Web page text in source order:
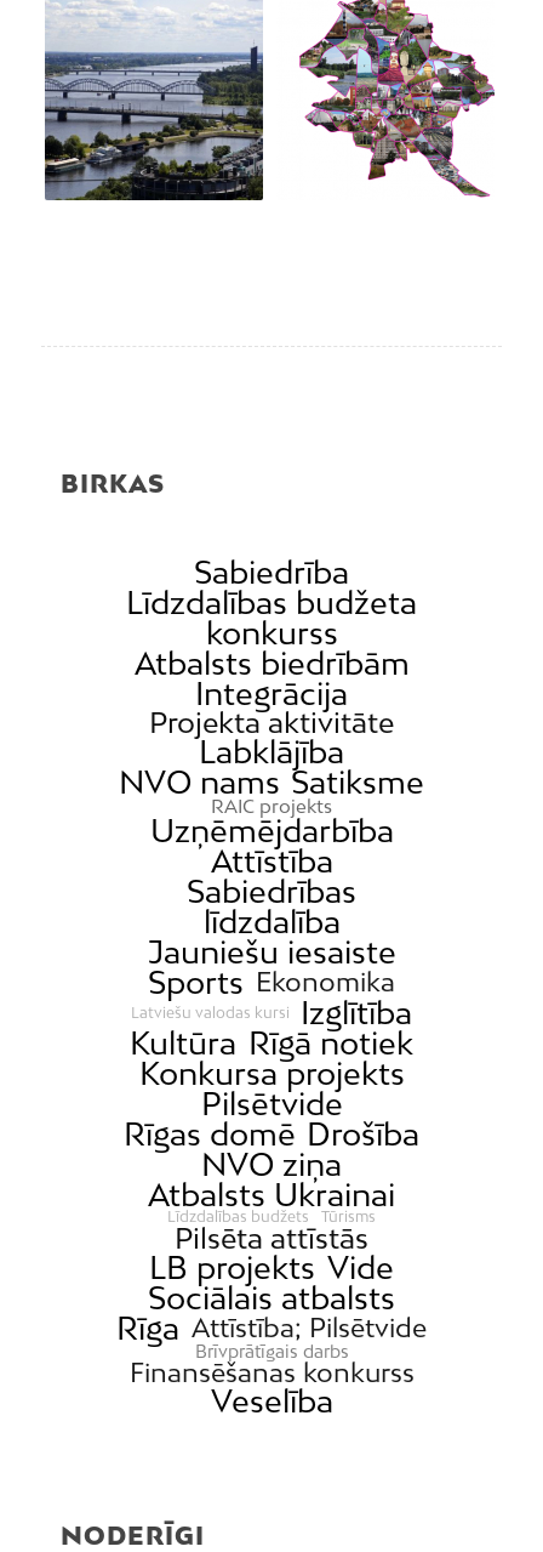
BIRKAS
Sabiedrība
Līdzdalības budžeta
konkurss
Atbalsts biedrībām
Integrācija
Projekta aktivitāte
Labklājība
NVO nams Satiksme
RAIC projekts
Uzņēmējdarbība
Attīstība
Sabiedrības
līdzdalība
Jauniešu iesaiste
Sports Ekonomika
Latviešu valodas kursi
Izglītība
Kultūra Rīgā notiek
Konkursa projekts
Pilsētvide
Rīgas domē Drošība
NVO ziņa
Atbalsts Ukrainai
Līdzdalības budžets Tūrisms
Pilsēta attīstās
LB projekts Vide
Sociālais atbalsts
Rīga Attīstība; Pilsētvide
Brīvprātīgais darbs
Finansēšanas konkurss
Veselība
NODERĪGI